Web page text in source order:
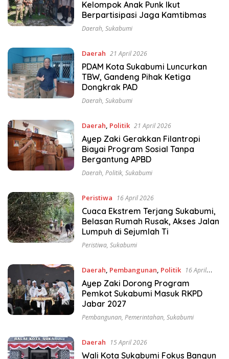
Kelompok Anak Punk Ikut
Berpartisipasi Jaga Kamtibmas
Daerah, Sukabumi
Daerah 21 April 2026
PDAM Kota Sukabumi Luncurkan
TBW, Gandeng Pihak Ketiga
Dongkrak PAD
Daerah, Sukabumi
Daerah, Politik 21 April 2026
Ayep Zaki Gerakkan Filantropi
Biayai Program Sosial Tanpa
Bergantung APBD
Daerah, Politik, Sukabumi
Peristiwa 16 April 2026
Cuaca Ekstrem Terjang Sukabumi,
Belasan Rumah Rusak, Akses Jalan
Lumpuh di Sejumlah Ti
Peristiwa, Sukabumi
Daerah, Pembangunan, Politik
16 April
2026
Ayep Zaki Dorong Program
Pemkot Sukabumi Masuk RKPD
Jabar 2027
Pembangunan, Pemerintahan, Sukabumi
Daerah 15 April 2026
Wali Kota Sukabumi Fokus Bangun